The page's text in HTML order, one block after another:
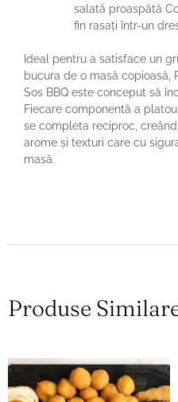
salată proaspătă
fin rasați într-un
Ideal pentru a satisface un
bucura de o masă copioasă,
Sos BBQ este conceput să
Fiecare componentă a
se completa reciproc,
arome și texturi care cu
masă.
Produse